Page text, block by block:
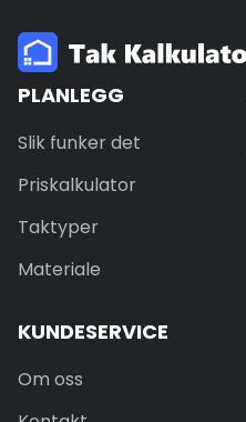
PLANLEGG
Slik funker det
Priskalkulator
Taktyper
Materiale
KUNDESERVICE
Om oss